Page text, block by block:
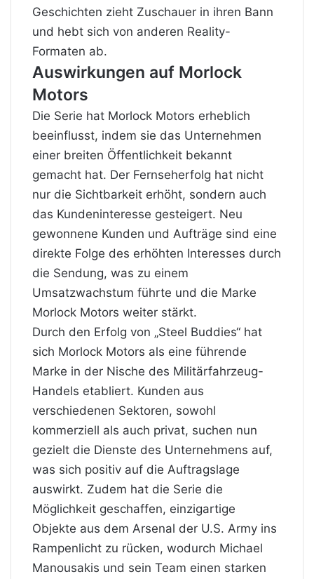
Geschichten zieht Zuschauer in ihren Bann
und hebt sich von anderen Reality-
Formaten ab.
Auswirkungen auf Morlock
Motors
Die Serie hat Morlock Motors erheblich
beeinflusst, indem sie das Unternehmen
einer breiten Öffentlichkeit bekannt
gemacht hat. Der Fernseherfolg hat nicht
nur die Sichtbarkeit erhöht, sondern auch
das Kundeninteresse gesteigert. Neu
gewonnene Kunden und Aufträge sind eine
direkte Folge des erhöhten Interesses durch
die Sendung, was zu einem
Umsatzwachstum führte und die Marke
Morlock Motors weiter stärkt.
Durch den Erfolg von „Steel Buddies“ hat
sich Morlock Motors als eine führende
Marke in der Nische des Militärfahrzeug-
Handels etabliert. Kunden aus
verschiedenen Sektoren, sowohl
kommerziell als auch privat, suchen nun
gezielt die Dienste des Unternehmens auf,
was sich positiv auf die Auftragslage
auswirkt. Zudem hat die Serie die
Möglichkeit geschaffen, einzigartige
Objekte aus dem Arsenal der U.S. Army ins
Rampenlicht zu rücken, wodurch Michael
Manousakis und sein Team einen starken